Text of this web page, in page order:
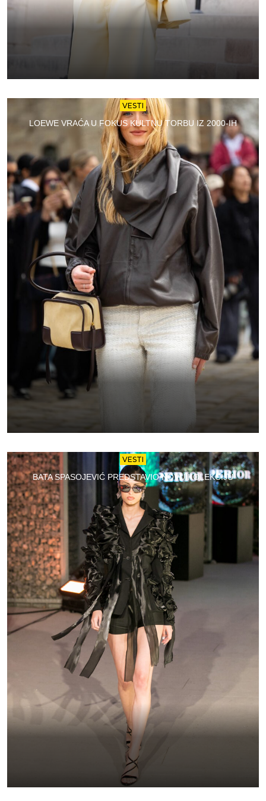
VESTI
LOEWE VRAĆA U FOKUS KULTNU TORBU IZ 2000-IH
VESTI
BATA SPASOJEVIĆ PREDSTAVIO NOVU KOLEKCIJU